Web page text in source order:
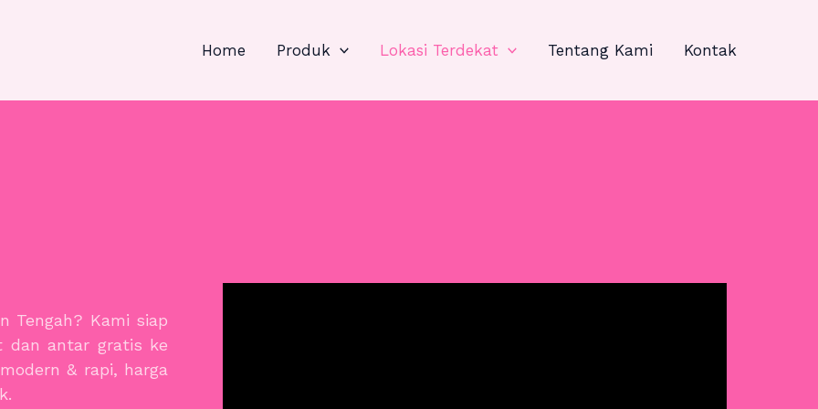
Home Produk Lokasi Terdekat Tentang Kami Kontak
Tengah? Kami siap
dan antar gratis ke
& rapi, harga